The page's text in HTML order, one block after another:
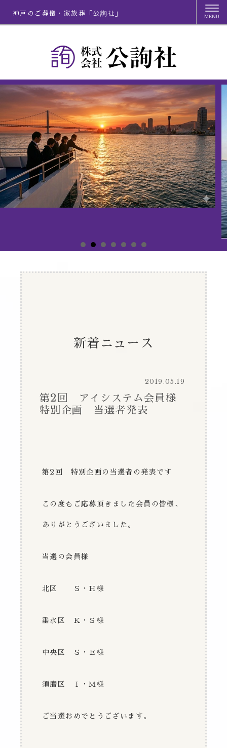
神戸のご葬儀・家族葬「公詢社」
新着ニュース
2019.05.19
第2回 アイシステム会員様
特別企画 当選者発表
第2回 特別企画の当選者の発表です
この度もご応募頂きました会員の皆様、
ありがとうございました。
当選の会員様
北区 Ｓ・Ｈ様
垂水区 Ｋ・Ｓ様
中央区 Ｓ・Ｅ様
須磨区 Ｉ・Ｍ様
ご当選おめでとうございます。